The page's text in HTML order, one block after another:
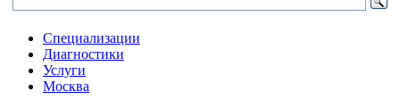
Специализации
Диагностики
Услуги
Москва